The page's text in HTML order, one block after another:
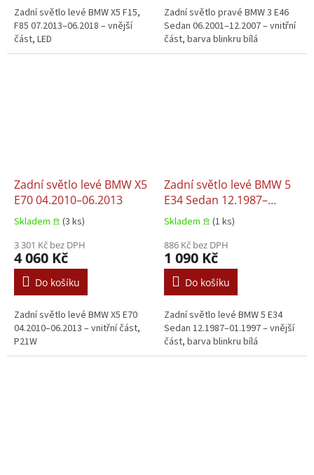
Zadní světlo levé BMW X5 F15,
F85 07.2013–06.2018 – vnější
část, LED
Zadní světlo pravé BMW 3 E46
Sedan 06.2001–12.2007 – vnitřní
část, barva blinkru bílá
Zadní světlo levé BMW X5
E70 04.2010–06.2013
Skladem 𖠿 (3 ks)
3 301 Kč bez DPH
4 060 Kč
Do košíku
Zadní světlo levé BMW X5 E70
04.2010–06.2013 – vnitřní část,
P21W
Zadní světlo levé BMW 5
E34 Sedan 12.1987–
01.1997
Skladem 𖠿 (1 ks)
886 Kč bez DPH
1 090 Kč
Do košíku
Zadní světlo levé BMW 5 E34
Sedan 12.1987–01.1997 – vnější
část, barva blinkru bílá